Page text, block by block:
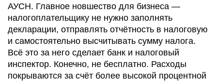
АУСН. Главное новшество для бизнеса —
налогоплательщику не нужно заполнять
декларации, отправлять отчётность в налоговую
и самостоятельно высчитывать сумму налога.
Всё это за него сделает банк и налоговый
инспектор. Конечно, не бесплатно. Расходы
покрываются за счёт более высокой процентной